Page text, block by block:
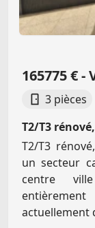
165775 €
3 pièces
T2/T3
T2/T3
un secteur
centre
actuellement